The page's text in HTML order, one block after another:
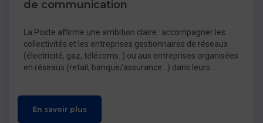
de communication
La Poste affirme une ambition claire : accompagner les
collectivités et les entreprises gestionnaires de réseaux
(électricité, gaz, télécoms..) ou aux entreprises organisées
en réseaux (retail, banque/assurance…) dans leurs
En savoir plus